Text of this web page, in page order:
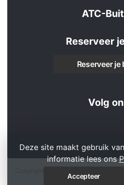
ATC-
Reserveer
Reserveer je
Volg
Deze site maakt gebruik
informatie lees ons
Accepteer